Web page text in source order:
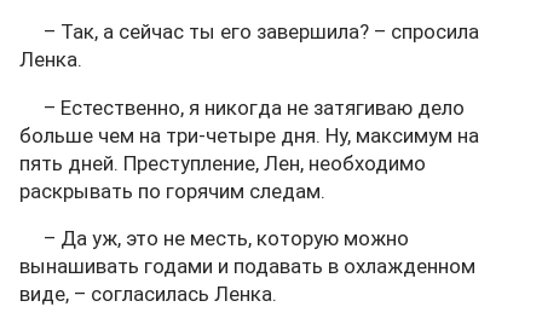
– Так, а сейчас ты его завершила? – спросила
Ленка.
– Естественно, я никогда не затягиваю дело
больше чем на три-четыре дня. Ну, максимум на
пять дней. Преступление, Лен, необходимо
раскрывать по горячим следам.
– Да уж, это не месть, которую можно
вынашивать годами и подавать в охлажденном
виде, – согласилась Ленка.